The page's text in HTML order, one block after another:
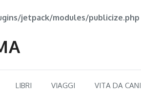
jetpack/modules/publicize.php
LIBRI VIAGGI VITA DA CANI